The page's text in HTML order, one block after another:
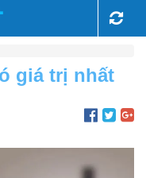
giá trị nhất